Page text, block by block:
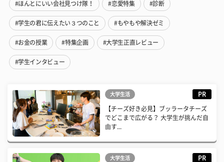
#ほんとにいい会社見つけ隊！ #恋愛特集 #診断
#学生の君に伝えたい３つのこと #もやもや解決ゼミ
#お金の授業 #特集企画 #大学生正直レビュー
#学生インタビュー
大学生活 PR
【チーズ好き必見】ブッラータチーズ
でどこまで広がる？ 大学生が挑んだ自
由す...
大学生活 PR